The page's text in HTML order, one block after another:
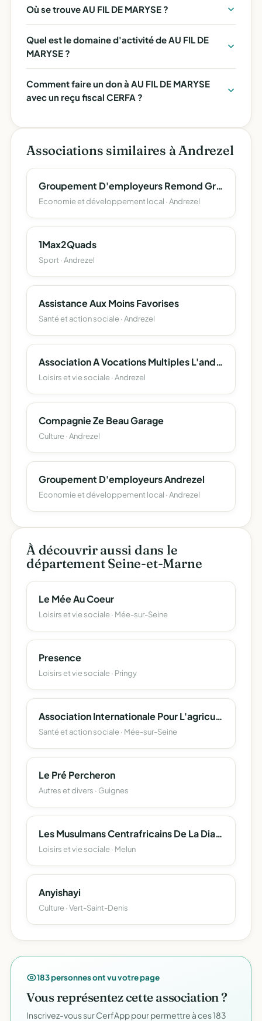
Où se trouve AU FIL DE MARYSE ?
Quel est le domaine d'activité de AU FIL DE
MARYSE ?
Comment faire un don à AU FIL DE MARYSE
avec un reçu fiscal CERFA ?
Associations similaires à Andrezel
Groupement D'employeurs Remond Granday
Economie et développement local · Andrezel
1Max2Quads
Sport · Andrezel
Assistance Aux Moins Favorises
Santé et action sociale · Andrezel
Association A Vocations Multiples L'andrezelienne
Loisirs et vie sociale · Andrezel
Compagnie Ze Beau Garage
Culture · Andrezel
Groupement D'employeurs Andrezel
Economie et développement local · Andrezel
À découvrir aussi dans le
département Seine-et-Marne
Le Mée Au Coeur
Loisirs et vie sociale · Mée-sur-Seine
Presence
Loisirs et vie sociale · Pringy
Association Internationale Pour L'agriculture Rurale Et Inclusive
Santé et action sociale · Mée-sur-Seine
Le Pré Percheron
Autres et divers · Guignes
Les Musulmans Centrafricains De La Diaspora
Loisirs et vie sociale · Melun
Anyishayi
Culture · Vert-Saint-Denis
183 personnes ont vu votre page
Vous représentez cette association ?
Inscrivez-vous sur CerfApp pour permettre à ces 183